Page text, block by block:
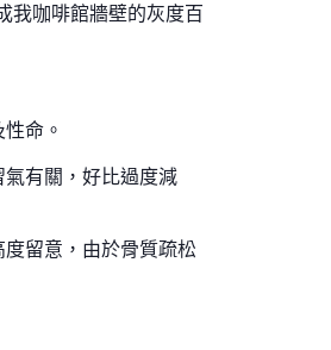
我咖啡館牆壁的灰度百
命。
有關，好比過度減
留意，由於骨質疏松